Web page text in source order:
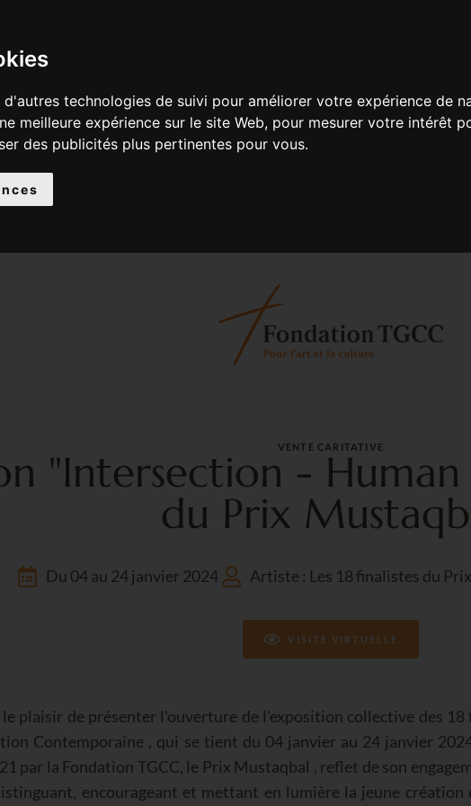
technologies de suivi pour améliorer votre expérience de
meilleure expérience sur le site Web, pour mesurer votre intérêt
des publicités plus pertinentes pour vous.
VENTE CARITATIVE
"Intersection -
du Prix
Du 04 au 24 janvier 2024 Artiste : Les 18 finalistes du
VISITE VIRTUELLE
le plaisir de présenter l'ouverture de l'exposition collective des
Contemporaine , qui se tient du 04 janvier au 24 janvier
par la Fondation TGCC, le Prix Mustaqbal , reflet de son
encourageant et mettant en lumière la jeune